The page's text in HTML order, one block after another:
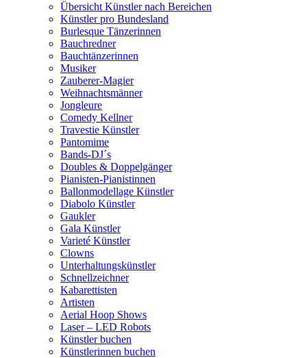
Übersicht Künstler nach Bereichen
Künstler pro Bundesland
Burlesque Tänzerinnen
Bauchredner
Bauchtänzerinnen
Musiker
Zauberer-Magier
Weihnachtsmänner
Jongleure
Comedy Kellner
Travestie Künstler
Pantomime
Bands-DJ´s
Doubles & Doppelgänger
Pianisten-Pianistinnen
Ballonmodellage Künstler
Diabolo Künstler
Gaukler
Gala Künstler
Varieté Künstler
Clowns
Unterhaltungskünstler
Schnellzeichner
Kabarettisten
Artisten
Aerial Hoop Shows
Laser – LED Robots
Künstler buchen
Künstlerinnen buchen